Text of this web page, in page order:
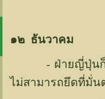
๑๒ ธันวาคม
- ฝ่ายญี่ปุ่นก็เข้
ไม่สามารถยึดที่มั่